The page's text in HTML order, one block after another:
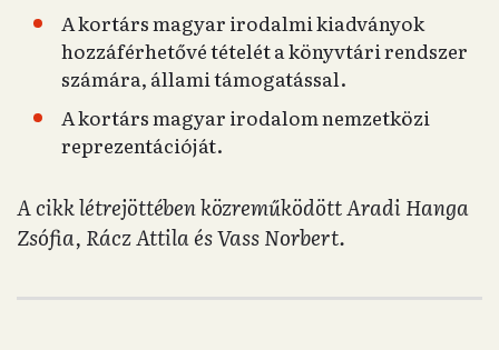
A kortárs magyar irodalmi kiadványok
hozzáférhetővé tételét a könyvtári rendszer
számára, állami támogatással.
A kortárs magyar irodalom nemzetközi
reprezentációját.
A cikk létrejöttében közreműködött Aradi Hanga
Zsófia, Rácz Attila és Vass Norbert.